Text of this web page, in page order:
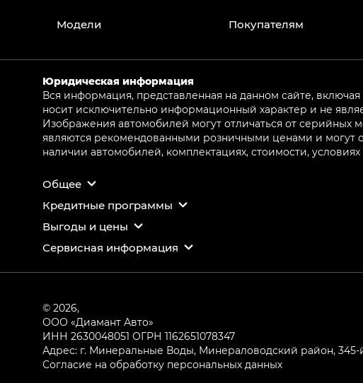
Модели Покупателям
Юридическая информация
Вся информация, представленная на данном сайте,
носит исключительно информационный характер и не
Изображения автомобилей могут отличаться от серийных
являются рекомендованными розничными ценами и могут
наличии автомобилей, комплектациях, стоимости,
Общее
Кредитные программы
Выгоды и цены
Сервисная информация
© 2026,
ООО «Диамант Авто»
ИНН 2630048051 ОГРН 1162651078347
Адрес: г. Минеральные Воды, Минераловодский район, 345-й
Согласие на обработку персональных данных